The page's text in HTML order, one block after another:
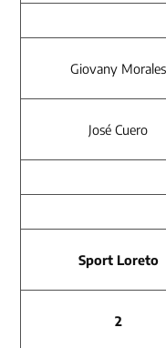
Giovany Morales
José Cuero
Sport Loreto
2